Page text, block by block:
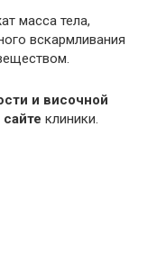
масса тела,
вскармливания
и височной
клиники.